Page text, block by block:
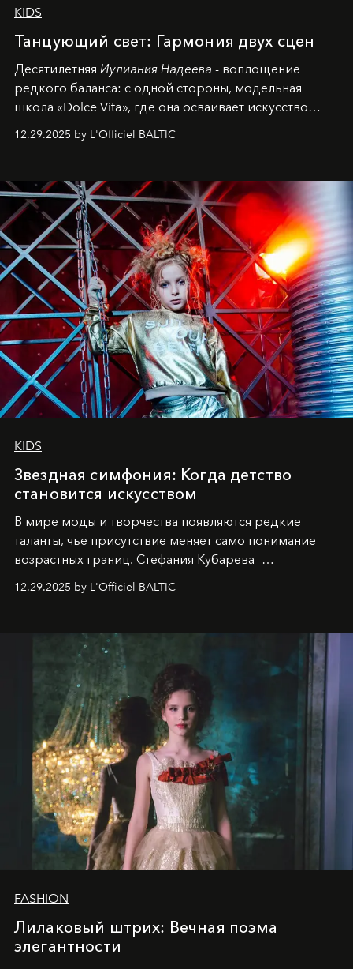
KIDS
Танцующий свет: Гармония двух сцен
Десятилетняя Иулиания Надеева - воплощение
редкого баланса: с одной стороны, модельная
школа «Dolce Vita», где она осваивает искусство
балетная студия при хореографическом училище,
танцевального пути за плечами.
12.29.2025 by L'Officiel BALTIC
KIDS
Звездная симфония: Когда детство
становится искусством
В мире моды и творчества появляются редкие
таланты, чье присутствие меняет само понимание
возрастных границ. Стефания Кубарева -
харизмы, чье имя уже украшает обложки
2025
и LUXIA June 2025, представляет собой
уникальное явление современной культуры.
12.29.2025 by L'Officiel BALTIC
FASHION
Лилаковый штрих: Вечная поэма
элегантности